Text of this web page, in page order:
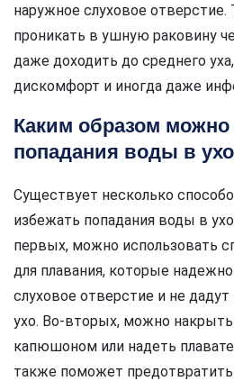
наружное слуховое
проникать в ушную раковину
даже доходить до среднего
дискомфорт и иногда даже
Каким образом можно
попадания воды в
Существует несколько
избежать попадания воды в
первых, можно использовать
для плавания, которые
слуховое отверстие и не
ухо. Во-вторых, можно накрыть
капюшоном или надеть
также поможет